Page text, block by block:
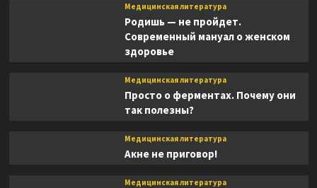
Медицинская литература
Родишь — не пройдет.
Современный мануал о женском
здоровье
Медицинская литература
Просто о ферментах. Почему они
так полезны?
Медицинская литература
Акне не приговор!
Медицинская литература